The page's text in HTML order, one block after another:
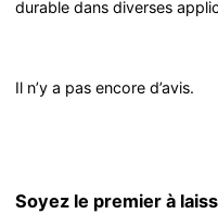
durable dans diverses
Il n’y a pas encore d’avis.
Soyez le premier à